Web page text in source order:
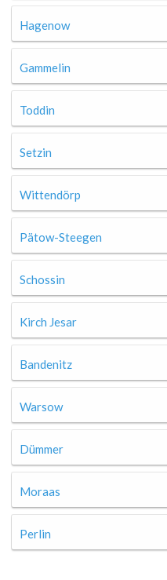
Hagenow
Gammelin
Toddin
Setzin
Wittendörp
Pätow-Steegen
Schossin
Kirch Jesar
Bandenitz
Warsow
Dümmer
Moraas
Perlin